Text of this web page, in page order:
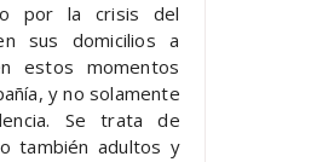
por la crisis del
sus domicilios a
estos momentos
y no solamente
Se trata de
también adultos y